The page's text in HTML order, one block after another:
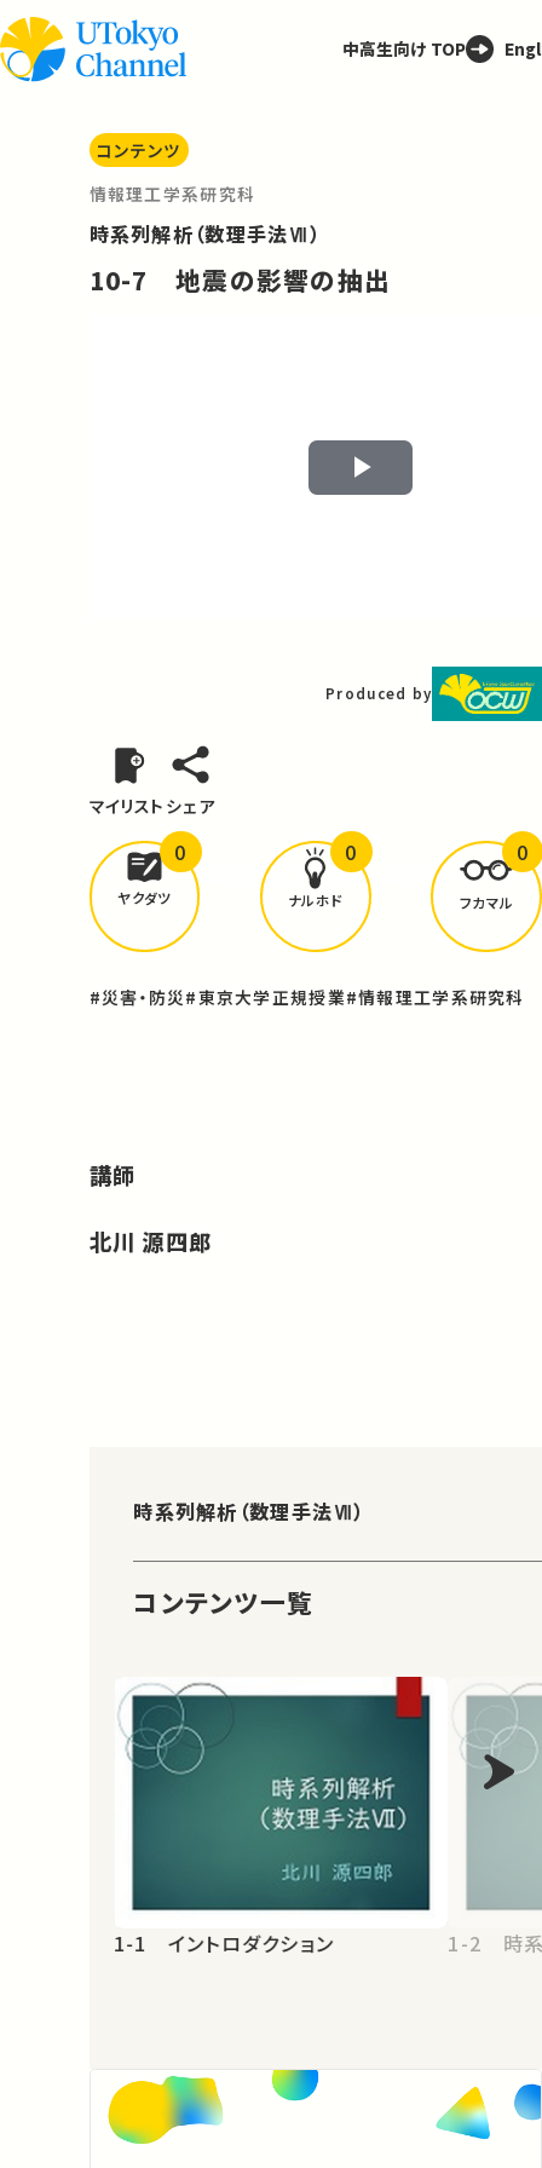
中高生向け TOP
コンテンツ
情報理工学系研究科
時系列解析（数理手法Ⅶ）
10-7 地震の影響の抽出
Play
Produced by
マイリスト シェア
どんな学びがありましたか？
ヤクダツ
0
ナルホド
0
フカマル
0
#災害・防災#東京大学正規授業#情報理工学系研究科
講師
北川 源四郎
時系列解析（数理手法Ⅶ）
コンテンツ一覧
1-1 イントロダクション 1-2 時系